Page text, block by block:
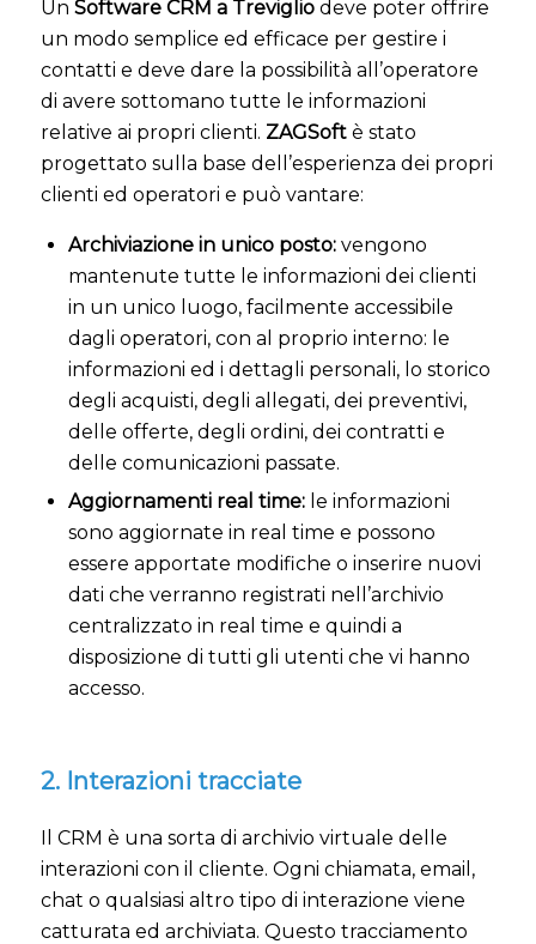
Un Software CRM a Trevigliodeve poter offrire
un modo semplice ed efficace per gestire i
contatti e deve dare la possibilità all’operatore
di avere sottomano tutte le informazioni
relative ai propri clienti. ZAGSoftè stato
progettato sulla base dell’esperienza dei propri
clienti ed operatori e può vantare:
Archiviazione in unico posto:vengono
mantenute tutte le informazioni dei clienti
in un unico luogo, facilmente accessibile
dagli operatori, con al proprio interno: le
informazioni ed i dettagli personali, lo storico
degli acquisti, degli allegati, dei preventivi,
delle offerte, degli ordini, dei contratti e
delle comunicazioni passate.
Aggiornamenti real time:le informazioni
sono aggiornate in real time e possono
essere apportate modifiche o inserire nuovi
dati che verranno registrati nell’archivio
centralizzato in real time e quindi a
disposizione di tutti gli utenti che vi hanno
accesso.
2. Interazioni tracciate
Il CRM è una sorta di archivio virtuale delle
interazioni con il cliente. Ogni chiamata, email,
chat o qualsiasi altro tipo di interazione viene
catturata ed archiviata. Questo tracciamento